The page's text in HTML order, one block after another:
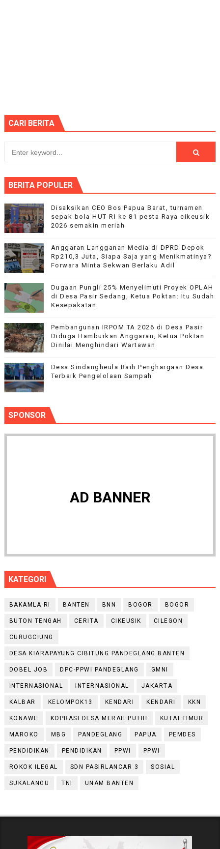
CARI BERITA
BERITA POPULER
Disaksikan CEO Bos Papua Barat, turnamen
sepak bola HUT RI ke 81 pesta Raya cikeusik
2026 semakin meriah
Anggaran Langganan Media di DPRD Depok
Rp210,3 Juta, Siapa Saja yang Menikmatinya?
Forwara Minta Sekwan Berlaku Adil
Dugaan Pungli 25% Menyelimuti Proyek OPLAH
di Desa Pasir Sedang, Ketua Poktan: Itu Sudah
Kesepakatan
Pembangunan IRPOM TA 2026 di Desa Pasir
Diduga Hamburkan Anggaran, Ketua Poktan
Dinilai Menghindari Wartawan
‎Desa Sindangheula Raih Penghargaan Desa
Terbaik Pengelolaan Sampah
SPONSOR
AD BANNER
KATEGORI
BAKAMLA RI BANTEN BNN BOGOR BOGOR
BUTON TENGAH CERITA CIKEUSIK CILEGON
CURUGCIUNG
DESA KIARAPAYUNG CIBITUNG PANDEGLANG BANTEN
DOBEL JOB DPC-PPWI PANDEGLANG GMNI
INTERNASIONAL INTERNASIONAL JAKARTA
KALBAR KELOMPOK13 KENDARI KENDARI KKN
KONAWE KOPRASI DESA MERAH PUTIH KUTAI TIMUR
MAROKO MBG PANDEGLANG PAPUA PEMDES
PENDIDIKAN PENDIDIKAN PPWI PPWI
ROKOK ILEGAL SDN PASIRLANCAR 3 SOSIAL
SUKALANGU TNI UNAM BANTEN